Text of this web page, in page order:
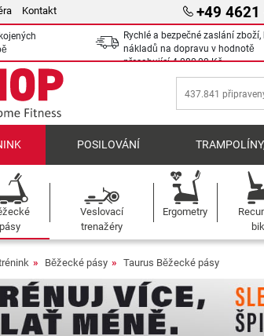
Kontakt +49
Rychlé a bezpečné zaslání zboží,
nákladů na dopravu v hodnotě
přesahující4 000,00 Kč
POSILOVÁNÍ
pásy
Veslovací
trenažéry
Ergometry
Běžecké pásy Taurus Běžecké pásy